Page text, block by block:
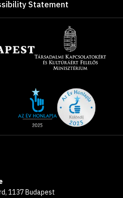
Statement
1137 Budapest